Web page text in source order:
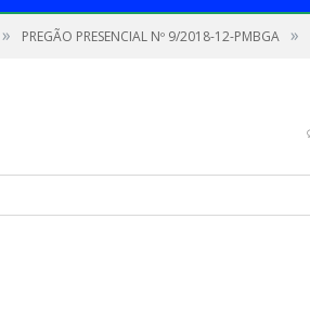
» PREGÃO PRESENCIAL Nº 9/2018-12-PMBGA »